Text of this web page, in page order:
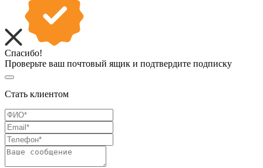
Спасибо!
Проверьте ваш почтовый ящик и подтвердите подписку
Стать клиентом